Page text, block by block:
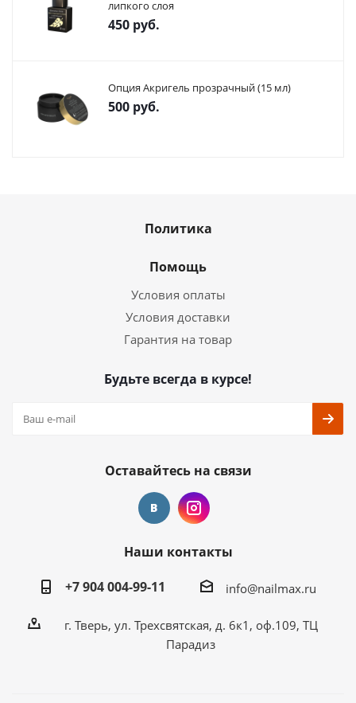
липкого слоя
450 руб.
Опция Акригель прозрачный (15 мл)
500 руб.
Политика
Помощь
Условия оплаты
Условия доставки
Гарантия на товар
Будьте всегда в курсе!
Оставайтесь на связи
Наши контакты
+7 904 004-99-11
info@nailmax.ru
г. Тверь, ул. Трехсвятская, д. 6к1, оф.109, ТЦ
Парадиз